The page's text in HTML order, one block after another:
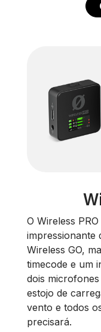
O Wireless
impressionante
Wireless GO,
timecode e um
dois
estojo de
vento e todos
precisará.